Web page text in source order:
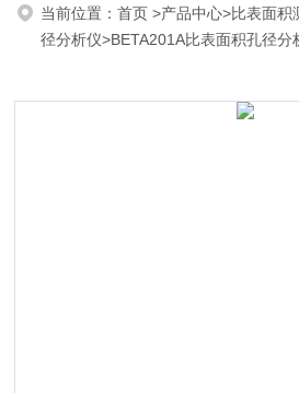
当前位置：首页>产品中心>比表面积
径分析仪>BETA201A比表面积孔径分